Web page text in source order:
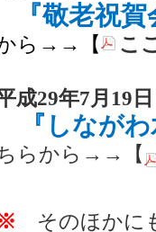
『敬老祝
ら→→【 こ
成29年7月19
『しながわ
らから→→【
そのほかに